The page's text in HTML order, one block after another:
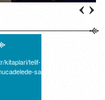
hakkında yazı yazan
söz etmek